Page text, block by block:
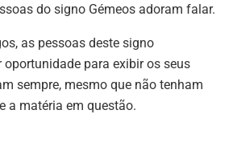
do signo Gémeos adoram falar.
as pessoas deste signo
para exibir os seus
sempre, mesmo que não tenham
a matéria em questão.